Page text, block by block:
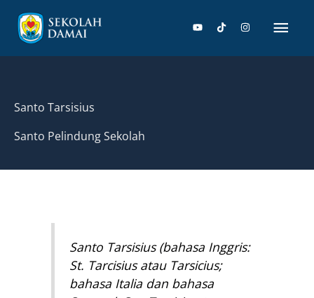
konten
Santo Tarsisius
Santo Pelindung Sekolah
Santo Tarsisius (bahasa Inggris:
St. Tarcisius atau Tarsicius;
bahasa Italia dan bahasa